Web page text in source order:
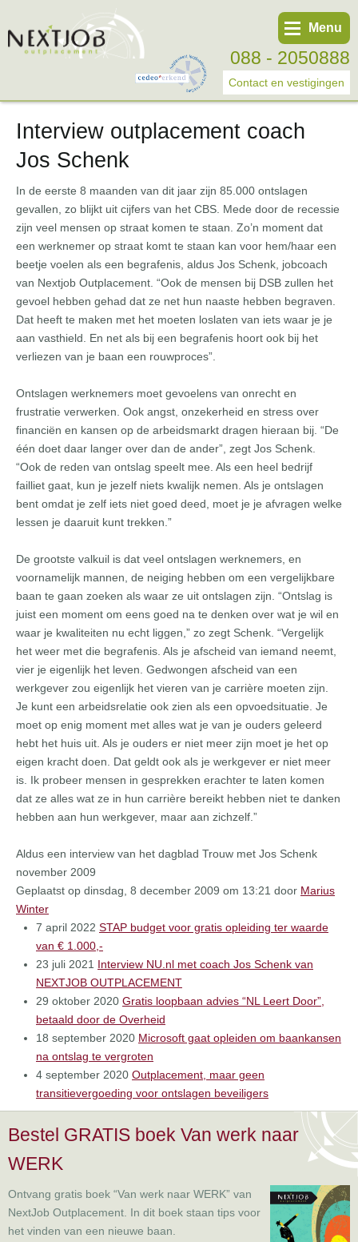
088 - 2050888
Contact en vestigingen
Menu
Werknemer
Werkgever
Over ons
Tweede spoortraject
Trainingen
Start eigen bedrijf
Interview outplacement coach
Jos Schenk
In de eerste 8 maanden van dit jaar zijn 85.000 ontslagen
gevallen, zo blijkt uit cijfers van het CBS. Mede door de recessie
zijn veel mensen op straat komen te staan. Zo’n moment dat
een werknemer op straat komt te staan kan voor hem/haar een
beetje voelen als een begrafenis, aldus Jos Schenk, jobcoach
van Nextjob Outplacement. “Ook de mensen bij DSB zullen het
gevoel hebben gehad dat ze net hun naaste hebben begraven.
Dat heeft te maken met het moeten loslaten van iets waar je je
aan vasthield. En net als bij een begrafenis hoort ook bij het
verliezen van je baan een rouwproces”.
Ontslagen werknemers moet gevoelens van onrecht en
frustratie verwerken. Ook angst, onzekerheid en stress over
financiën en kansen op de arbeidsmarkt dragen hieraan bij. “De
één doet daar langer over dan de ander”, zegt Jos Schenk.
“Ook de reden van ontslag speelt mee. Als een heel bedrijf
failliet gaat, kun je jezelf niets kwalijk nemen. Als je ontslagen
bent omdat je zelf iets niet goed deed, moet je je afvragen welke
lessen je daaruit kunt trekken.”
De grootste valkuil is dat veel ontslagen werknemers, en
voornamelijk mannen, de neiging hebben om een vergelijkbare
baan te gaan zoeken als waar ze uit ontslagen zijn. “Ontslag is
juist een moment om eens goed na te denken over wat je wil en
waar je kwaliteiten nu echt liggen,” zo zegt Schenk. “Vergelijk
het weer met die begrafenis. Als je afscheid van iemand neemt,
vier je eigenlijk het leven. Gedwongen afscheid van een
werkgever zou eigenlijk het vieren van je carrière moeten zijn.
Je kunt een arbeidsrelatie ook zien als een opvoedsituatie. Je
moet op enig moment met alles wat je van je ouders geleerd
hebt het huis uit. Als je ouders er niet meer zijn moet je het op
eigen kracht doen. Dat geldt ook als je werkgever er niet meer
is. Ik probeer mensen in gesprekken erachter te laten komen
dat ze alles wat ze in hun carrière bereikt hebben niet te danken
hebben aan hun werkgever, maar aan zichzelf.”
Aldus een interview van het dagblad Trouw met Jos Schenk
november 2009
Geplaatst op dinsdag, 8 december 2009 om 13:21 door Marius
Winter
7 april 2022 STAP budget voor gratis opleiding ter waarde
van € 1.000,-
23 juli 2021 Interview NU.nl met coach Jos Schenk van
NEXTJOB OUTPLACEMENT
29 oktober 2020 Gratis loopbaan advies “NL Leert Door”,
betaald door de Overheid
18 september 2020 Microsoft gaat opleiden om baankansen
na ontslag te vergroten
4 september 2020 Outplacement, maar geen
transitievergoeding voor ontslagen beveiligers
Bestel GRATIS boek Van werk naar
WERK
Ontvang gratis boek “Van werk naar WERK” van
NextJob Outplacement. In dit boek staan tips voor
het vinden van een nieuwe baan.